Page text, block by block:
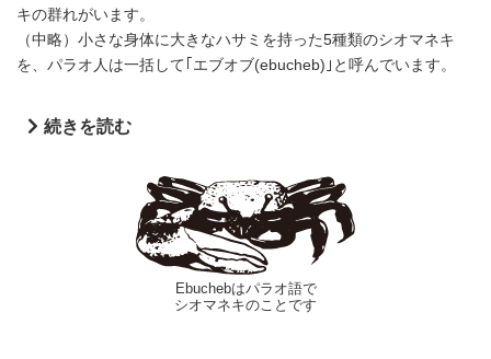
キの群れがいます。
（中略）小さな身体に大きなハサミを持った5種類のシオマネキ
を、パラオ人は一括して｢エブオブ(ebucheb)｣と呼んでいます。
続きを読む
Ebuchebはパラオ語で
シオマネキのことです